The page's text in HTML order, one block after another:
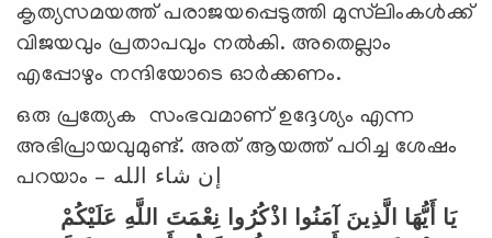
കൃത്യസമയത്ത് പരാജയപ്പെടുത്തി മുസ്‌ലിംകള്‍ക്ക്
വിജയവും പ്രതാപവും നല്‍കി. അതെല്ലാം
എപ്പോഴും നന്ദിയോടെ ഓര്‍ക്കണം.
ഒരു പ്രത്യേക സംഭവമാണ് ഉദ്ദേശ്യം എന്ന
അഭിപ്രായവുമുണ്ട്. അത് ആയത്ത് പഠിച്ച ശേഷം
പറയാം – إن شاء الله
يَا أَيُّهَا الَّذِينَ آمَنُوا اذْكُرُوا نِعْمَتَ اللَّهِ عَلَيْكُمْ